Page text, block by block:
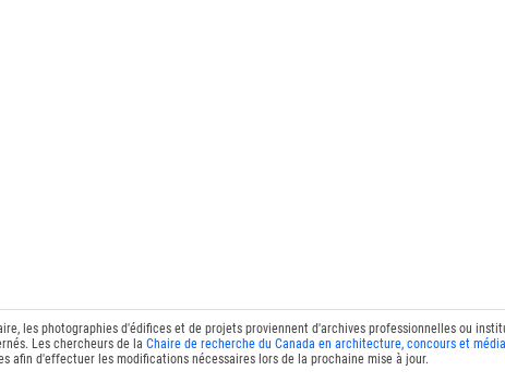
les photographies d'édifices et de projets proviennent d'archives professionnelles ou
Les chercheurs de la Chaire de recherche du Canada en architecture, concours et
afin d'effectuer les modifications nécessaires lors de la prochaine mise à jour.